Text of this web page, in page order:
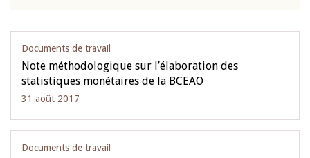
Documents de travail
Note méthodologique sur l’élaboration des
statistiques monétaires de la BCEAO
31 août 2017
Documents de travail